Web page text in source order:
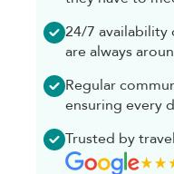
24/7 availability
are always
Regular
ensuring every
Trusted by